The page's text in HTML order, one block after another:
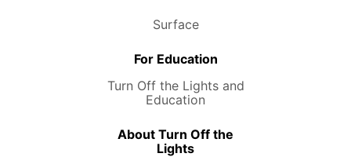
Surface
For Education
Turn Off the Lights and
Education
About Turn Off the
Lights